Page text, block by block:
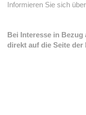
Informieren Sie sich
Bei Interesse in Bezug
direkt auf die Seite der